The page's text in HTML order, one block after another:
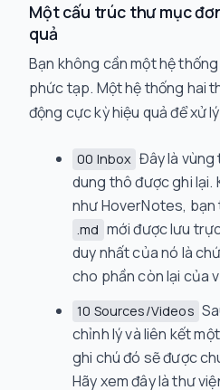
Một cấu trúc thư mục
quả
Bạn không cần một hệ
phức tạp. Một hệ thống hai
động cực kỳ hiệu quả để xử
00 Inbox Đây là vùng
dung thô được ghi lại.
như HoverNotes, bạn
.md mới được lưu
duy nhất của nó là
cho phần còn lại của
10 Sources/Videos
chỉnh lý và liên kết
ghi chú đó sẽ được
Hãy xem đây là thư